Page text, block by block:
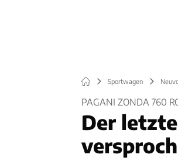
Sportwagen
PAGANI ZONDA 760
Der